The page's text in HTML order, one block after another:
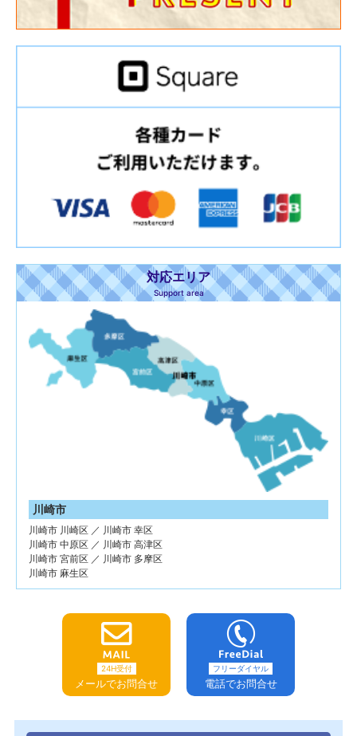
対応エリア
Support area
川崎市
川崎市 川崎区 ／ 川崎市 幸区
川崎市 中原区 ／ 川崎市 高津区
川崎市 宮前区 ／ 川崎市 多摩区
川崎市 麻生区
24H受付
メールでお問合せ
フリーダイヤル
電話でお問合せ